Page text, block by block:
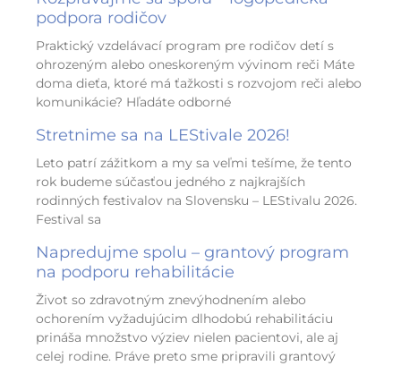
podpora rodičov
Praktický vzdelávací program pre rodičov detí s
ohrozeným alebo oneskoreným vývinom reči Máte
doma dieťa, ktoré má ťažkosti s rozvojom reči alebo
komunikácie? Hľadáte odborné
Stretnime sa na LEStivale 2026!
Leto patrí zážitkom a my sa veľmi tešíme, že tento
rok budeme súčasťou jedného z najkrajších
rodinných festivalov na Slovensku – LEStivalu 2026.
Festival sa
Napredujme spolu – grantový program
na podporu rehabilitácie
Život so zdravotným znevýhodnením alebo
ochorením vyžadujúcim dlhodobú rehabilitáciu
prináša množstvo výziev nielen pacientovi, ale aj
celej rodine. Práve preto sme pripravili grantový